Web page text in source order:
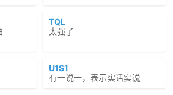
TQL
太强了
U1S1
有一说一，表示实话实说